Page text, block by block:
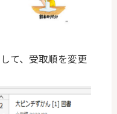
て、受取順を変更